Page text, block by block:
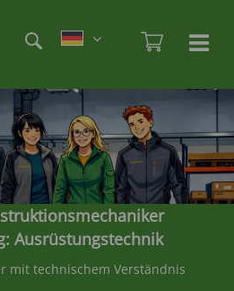
/
Ausrüstungstechnik
mit technischem Verständnis